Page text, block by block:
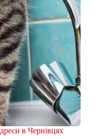
в Чернівцях